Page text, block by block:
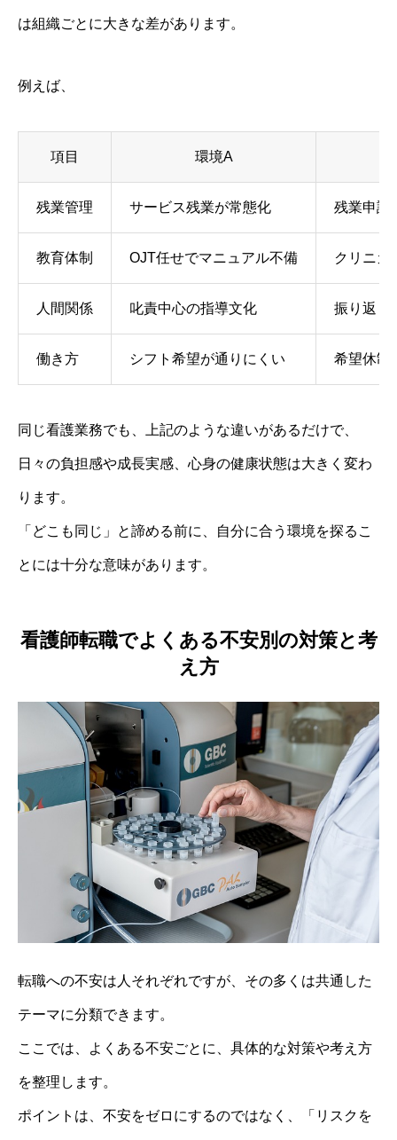
は組織ごとに大きな差があります。
例えば、
項目 環境A
残業管理 サービス残業が常態化 残業申請
教育体制 OJT任せでマニュアル不備 クリニカ
人間関係 叱責中心の指導文化 振り返り
働き方 シフト希望が通りにくい 希望休制
同じ看護業務でも、上記のような違いがあるだけで、
日々の負担感や成長実感、心身の健康状態は大きく変わ
ります。
「どこも同じ」と諦める前に、自分に合う環境を探るこ
とには十分な意味があります。
看護師転職でよくある不安別の対策と考
え方
転職への不安は人それぞれですが、その多くは共通した
テーマに分類できます。
ここでは、よくある不安ごとに、具体的な対策や考え方
を整理します。
ポイントは、不安をゼロにするのではなく、「リスクを